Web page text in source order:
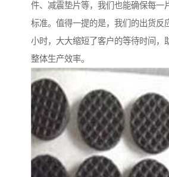
件、减震垫片等，我们也能确保每一
标准。值得一提的是，我们的出货反
小时，大大缩短了客户的等待时间，
整体生产效率。